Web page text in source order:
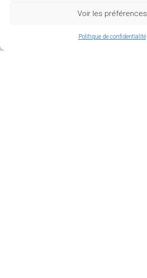
Voir les préférences
Politique de confidentialité